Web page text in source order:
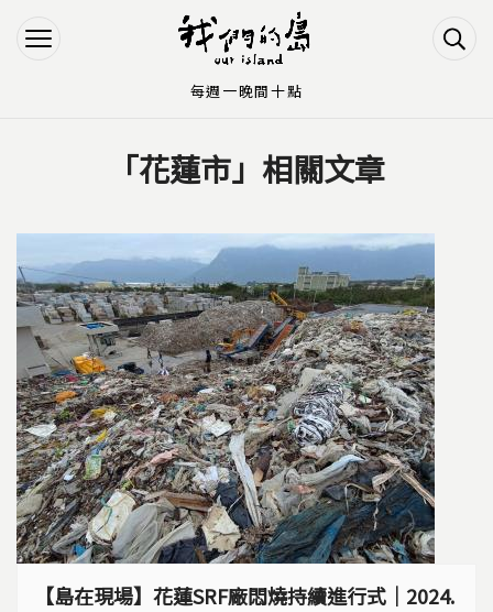
Jump to Navigation
Jump to Main content
「花蓮市」相關文章
【島在現場】花蓮SRF廠悶燒持續進行式｜2024.
每週一晚間十點